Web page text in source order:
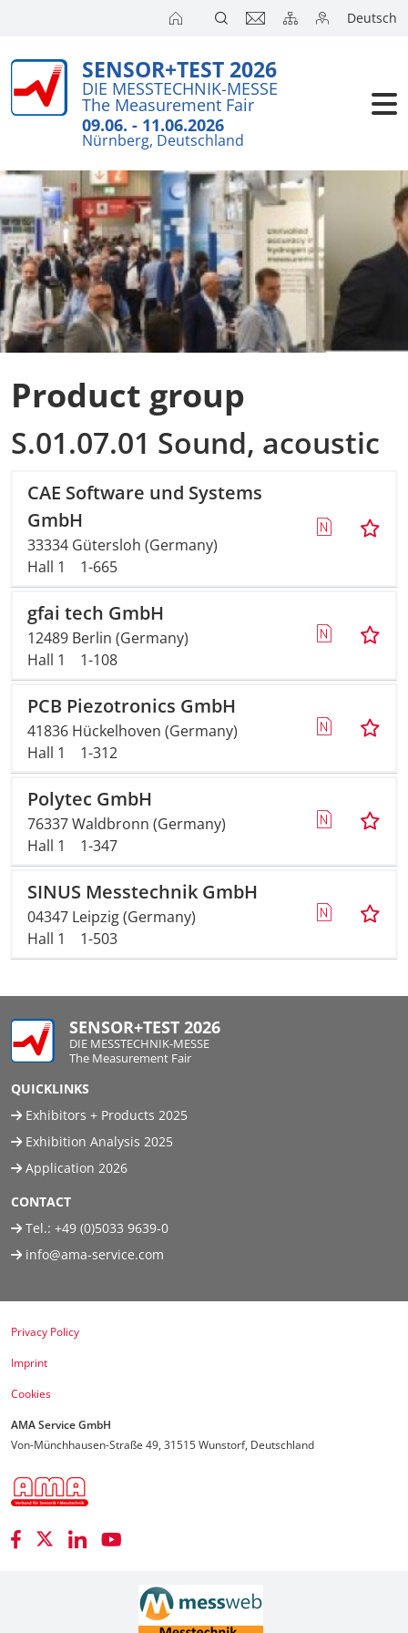
Deutsch
SENSOR+TEST 2026
DIE MESSTECHNIK-MESSE
The Measurement Fair
09.06. - 11.06.2026
Nürnberg, Deutschland
Product group
S.01.07.01 Sound, acoustic
CAE Software und Systems
GmbH
33334 Gütersloh (Germany)
Hall 1
1-665
gfai tech GmbH
12489 Berlin (Germany)
Hall 1
1-108
PCB Piezotronics GmbH
41836 Hückelhoven (Germany)
Hall 1
1-312
Polytec GmbH
76337 Waldbronn (Germany)
Hall 1
1-347
SINUS Messtechnik GmbH
04347 Leipzig (Germany)
Hall 1
1-503
SENSOR+TEST 2026
DIE MESSTECHNIK-MESSE
The Measurement Fair
QUICKLINKS
Exhibitors + Products 2025
Exhibition Analysis 2025
Application 2026
CONTACT
Tel.: +49 (0)5033 9639-0
info@ama-service.com
Privacy Policy
Imprint
Cookies
AMA Service GmbH
Von-Münchhausen-Straße 49, 31515 Wunstorf, Deutschland
Visitors